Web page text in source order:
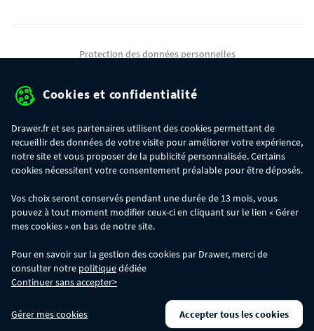
Protection des données personnelles
Gérer mes cookies
commande :
- 30€ sur votre commande dès 300€ d'achat, avec le code BIKINI30
- 50€ sur votre commande dès 500€ d'achat, avec le code BIKINI50
Les codes BIKINI30, BIKINI50 et BIKINI100 ne sont valables que sur
www.drawer.fr; ils ne sont pas cumulables entre eux, ni avec d'autres codes
promotionnels. La remise se calculera automatiquement dans votre panier
lors de la saisie du code adéquat.
DRAWER DAYS- Du 29/07 au 11/08 inclus : profitez de remises allant jusqu'à
-50% sur une large sélection de produits. Opération valable dans la limite des
Cookies et confidentialité
Drawer.fr et ses partenaires utilisent des cookies permettant de
recueillir des données de votre visite pour améliorer votre expérience,
notre site et vous proposer de la publicité personnalisée. Certains
cookies nécessitent votre consentement préalable pour être déposés.
Vos choix seront conservés pendant une durée de 13 mois, vous
pouvez à tout moment modifier ceux-ci en cliquant sur le lien « Gérer
mes cookies » en bas de notre site.
Pour en savoir sur la gestion des cookies par Drawer, merci de
consulter notre politiquedédiée
Continuer sans accepter>
Gérer mes cookies Accepter tous les cookies